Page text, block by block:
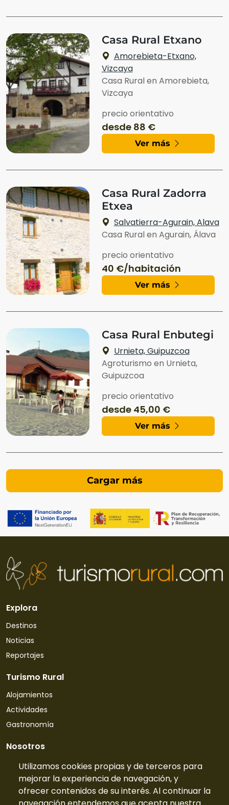
Casa Rural Etxano
Amorebieta-Etxano,
Vizcaya
Casa Rural en Amorebieta,
Vizcaya
precio orientativo
desde 88 €
Ver más
Casa Rural Zadorra
Etxea
Salvatierra-Agurain, Alava
Casa Rural en Agurain, Álava
precio orientativo
40 €/habitación
Ver más
Casa Rural Enbutegi
Urnieta, Guipuzcoa
Agroturismo en Urnieta,
Guipuzcoa
precio orientativo
desde 45,00 €
Ver más
Utilizamos cookies propias y de terceros para
mejorar la experiencia de navegación, y
ofrecer contenidos de su interés. Al continuar la
Explora
Destinos
Noticias
Reportajes
Turismo Rural
Alojamientos
Actividades
Gastronomía
Nosotros
Quiénes somos
Contacto
Tarifas